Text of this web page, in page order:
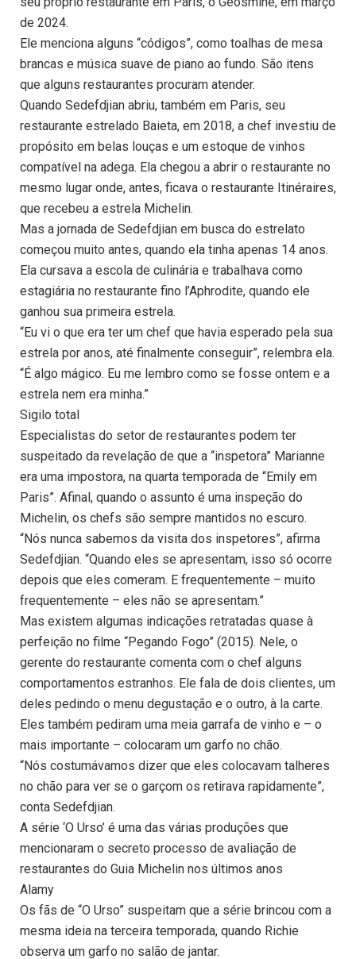
de 2024.
Ele menciona alguns “códigos”, como toalhas de mesa
brancas e música suave de piano ao fundo. São itens
que alguns restaurantes procuram atender.
Quando Sedefdjian abriu, também em Paris, seu
restaurante estrelado Baieta, em 2018, a chef investiu de
propósito em belas louças e um estoque de vinhos
compatível na adega. Ela chegou a abrir o restaurante no
mesmo lugar onde, antes, ficava o restaurante Itinéraires,
que recebeu a estrela Michelin.
Mas a jornada de Sedefdjian em busca do estrelato
começou muito antes, quando ela tinha apenas 14 anos.
Ela cursava a escola de culinária e trabalhava como
estagiária no restaurante fino l’Aphrodite, quando ele
ganhou sua primeira estrela.
“Eu vi o que era ter um chef que havia esperado pela sua
estrela por anos, até finalmente conseguir”, relembra ela.
“É algo mágico. Eu me lembro como se fosse ontem e a
estrela nem era minha.”
Sigilo total
Especialistas do setor de restaurantes podem ter
suspeitado da revelação de que a “inspetora” Marianne
era uma impostora, na quarta temporada de “Emily em
Paris”. Afinal, quando o assunto é uma inspeção do
Michelin, os chefs são sempre mantidos no escuro.
“Nós nunca sabemos da visita dos inspetores”, afirma
Sedefdjian. “Quando eles se apresentam, isso só ocorre
depois que eles comeram. E frequentemente – muito
frequentemente – eles não se apresentam.”
Mas existem algumas indicações retratadas quase à
perfeição no filme “Pegando Fogo” (2015). Nele, o
gerente do restaurante comenta com o chef alguns
comportamentos estranhos. Ele fala de dois clientes, um
deles pedindo o menu degustação e o outro, à la carte.
Eles também pediram uma meia garrafa de vinho e – o
mais importante – colocaram um garfo no chão.
“Nós costumávamos dizer que eles colocavam talheres
no chão para ver se o garçom os retirava rapidamente”,
conta Sedefdjian.
A série ‘O Urso’ é uma das várias produções que
mencionaram o secreto processo de avaliação de
restaurantes do Guia Michelin nos últimos anos
Alamy
Os fãs de “O Urso” suspeitam que a série brincou com a
mesma ideia na terceira temporada, quando Richie
observa um garfo no salão de jantar.